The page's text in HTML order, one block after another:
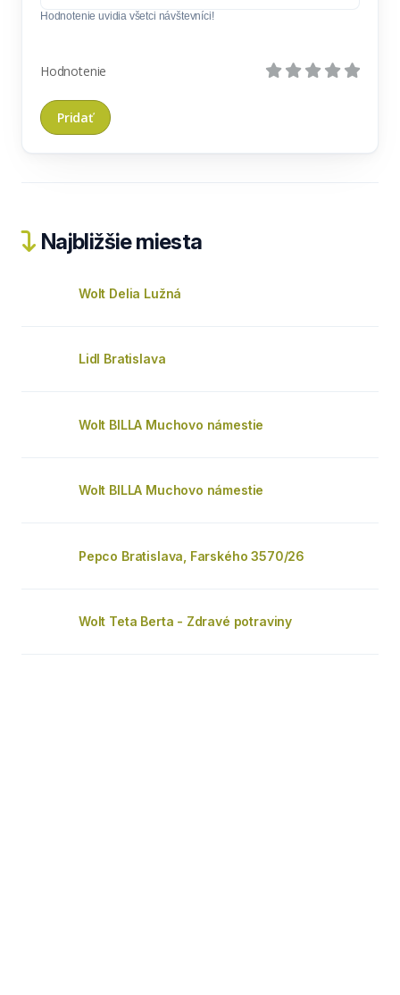
Hodnotenie uvidia všetci návštevníci!
Hodnotenie
Najbližšie miesta
Wolt Delia Lužná
Lidl Bratislava
Wolt BILLA Muchovo námestie
Wolt BILLA Muchovo námestie
Pepco Bratislava, Farského 3570/26
Wolt Teta Berta - Zdravé potraviny